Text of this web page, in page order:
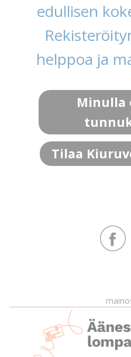
edullisen
helppoa ja
Minulla
Tilaa